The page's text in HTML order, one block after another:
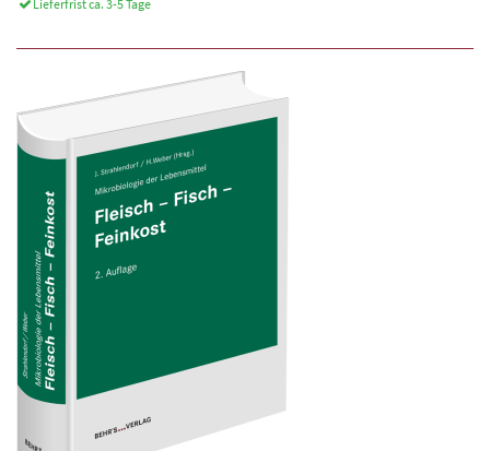
Lieferfrist ca. 3-5 Tage